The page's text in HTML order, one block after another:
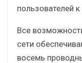
пользователей
Все
сети
восемь